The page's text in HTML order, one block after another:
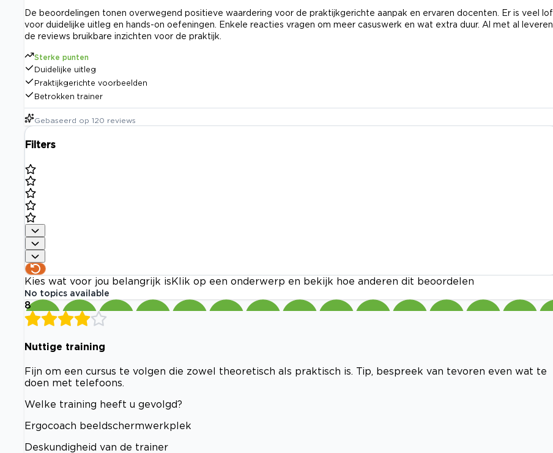
De beoordelingen tonen overwegend positieve waardering voor de praktijkgerichte aanpak en ervaren docenten. Er is veel lof
voor duidelijke uitleg en hands-on oefeningen. Enkele reacties vragen om meer casuswerk en wat extra duur. Al met al leveren
de reviews bruikbare inzichten voor de praktijk.
Sterke punten
Duidelijke uitleg
Praktijkgerichte voorbeelden
Betrokken trainer
Gebaseerd op 120 reviews
Filters
Kies wat voor jou belangrijk is Klik op een onderwerp en bekijk hoe anderen dit beoordelen
No topics available
8
Nuttige training
Fijn om een cursus te volgen die zowel theoretisch als praktisch is. Tip, bespreek van tevoren even wat te
doen met telefoons.
Welke training heeft u gevolgd?
Ergocoach beeldschermwerkplek
Deskundigheid van de trainer